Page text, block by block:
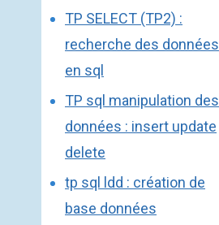
TP SELECT (TP2) :
recherche des données
en sql
TP sql manipulation des
données : insert update
delete
tp sql ldd : création de
base données